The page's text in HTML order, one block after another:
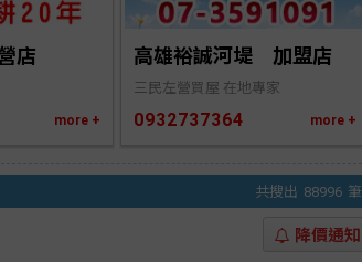
店
more +
高雄裕誠河堤　加盟店
三民左營買屋 在地專家
0932737364 more +
共搜出 88996 筆
降價通知